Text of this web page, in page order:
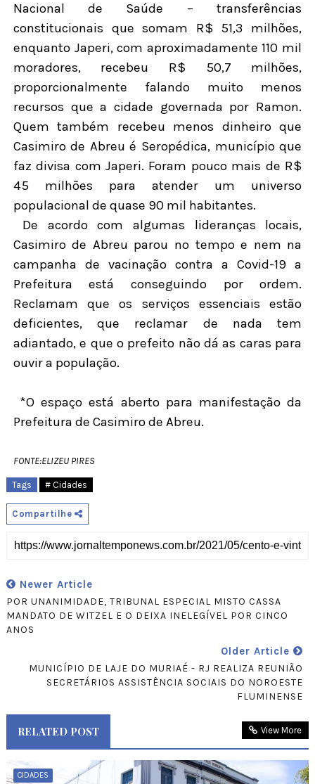
Nacional de Saúde – transferências
constitucionais que somam R$ 51,3 milhões,
enquanto Japeri, com aproximadamente 110 mil
moradores, recebeu R$ 50,7 milhões,
proporcionalmente falando muito menos
recursos que a cidade governada por Ramon.
Quem também recebeu menos dinheiro que
Casimiro de Abreu é Seropédica, município que
faz divisa com Japeri. Foram pouco mais de R$
45 milhões para atender um universo
populacional de quase 90 mil habitantes.
De acordo com algumas lideranças locais,
Casimiro de Abreu parou no tempo e nem na
campanha de vacinação contra a Covid-19 a
Prefeitura está conseguindo por ordem.
Reclamam que os serviços essenciais estão
deficientes, que reclamar de nada tem
adiantado, e que o prefeito não dá as caras para
ouvir a população.
*O espaço está aberto para manifestação da
Prefeitura de Casimiro de Abreu.
FONTE:ELIZEU PIRES
Tags # Cidades
Compartilhe
Newer Article
POR UNANIMIDADE, TRIBUNAL ESPECIAL MISTO CASSA
MANDATO DE WITZEL E O DEIXA INELEGÍVEL POR CINCO
ANOS
Older Article
MUNICÍPIO DE LAJE DO MURIAÉ - RJ REALIZA REUNIÃO
SECRETÁRIOS ASSISTÊNCIA SOCIAIS DO NOROESTE
FLUMINENSE
RELATED POST View More
CIDADES